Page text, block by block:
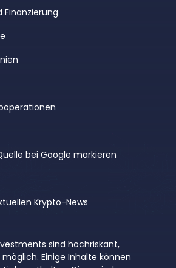
Finanzierung
bei Google markieren
Krypto-News
sind hochriskant,
Einige Inhalte können